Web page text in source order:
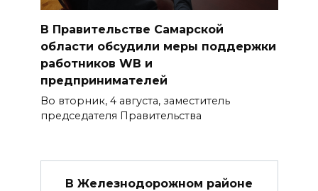
В Правительстве Самарской
области обсудили меры поддержки
работников WB и
предпринимателей
Во вторник, 4 августа, заместитель
председателя Правительства
В Железнодорожном районе